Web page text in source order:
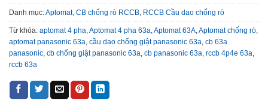
Danh mục:Aptomat, CB chống rò RCCB RCCB Cầu dao chống rò
Từ khóa: aptomat 4 pha Aptomat 4 pha 63a Aptomat 63A Aptomat chống rò
aptomat panasonic 63a cầu dao chống giật panasonic 63a cb 63a
panasonic cb chống giật panasonic 63a cb panasonic 63a rccb 4p4e 63a
rccb 63a